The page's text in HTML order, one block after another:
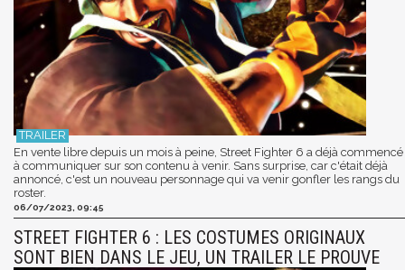
En vente libre depuis un mois à peine, Street Fighter 6 a déjà commencé
à communiquer sur son contenu à venir. Sans surprise, car c'était déjà
annoncé, c'est un nouveau personnage qui va venir gonfler les rangs du
roster.
06/07/2023, 09:45
STREET FIGHTER 6 : LES COSTUMES ORIGINAUX
SONT BIEN DANS LE JEU, UN TRAILER LE PROUVE